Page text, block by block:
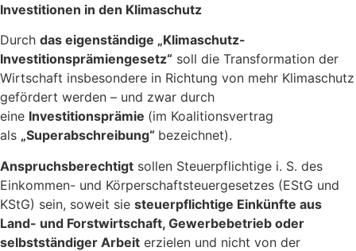
Investitionen in den Klimaschutz
Durch das eigenständige „Klimaschutz-
Investitionsprämiengesetz“ soll die Transformation der
Wirtschaft insbesondere in Richtung von mehr Klimaschutz
gefördert werden – und zwar durch
eine Investitionsprämie (im Koalitionsvertrag
als „Superabschreibung“ bezeichnet).
Anspruchsberechtigt sollen Steuerpflichtige i. S. des
Einkommen- und Körperschaftsteuergesetzes (EStG und
KStG) sein, soweit sie steuerpflichtige Einkünfte aus
Land- und Forstwirtschaft, Gewerbebetrieb oder
selbstständiger Arbeit erzielen und nicht von der